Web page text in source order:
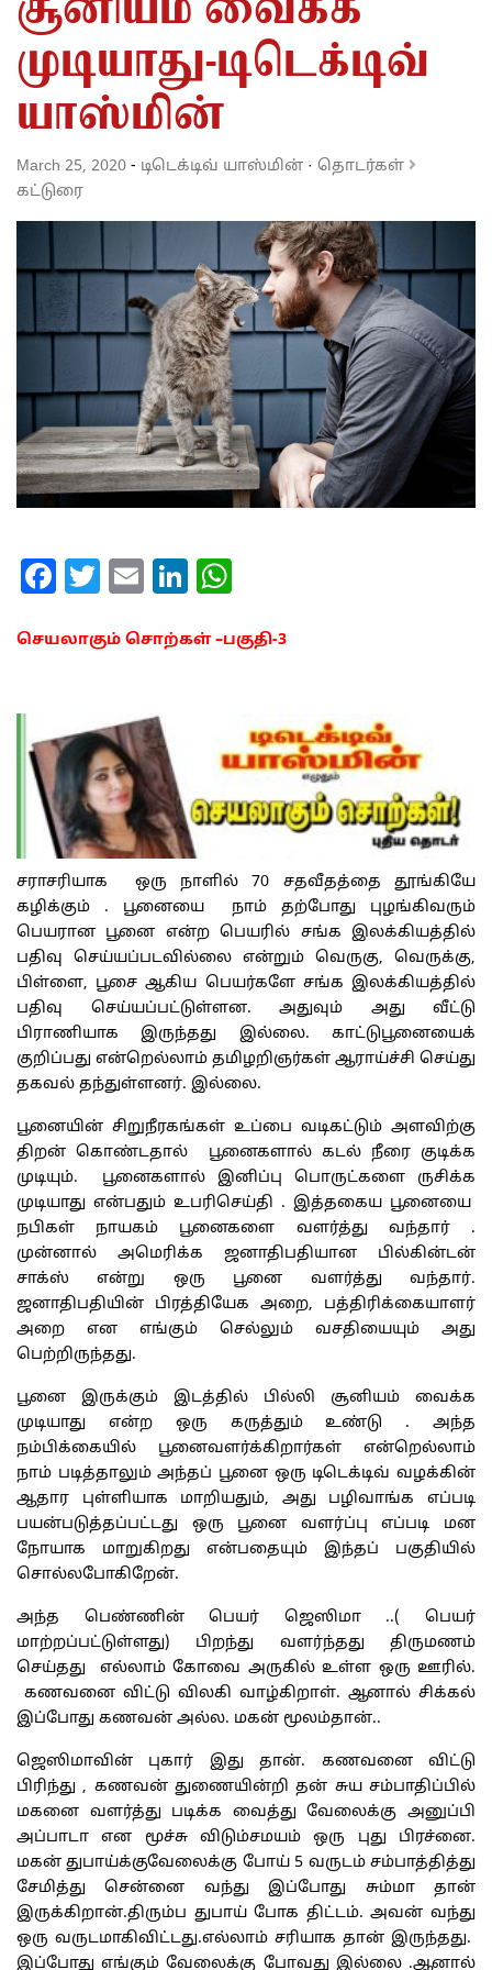
முடியாது-டிடெக்டிவ்
யாஸ்மின்
March 25, 2020 - டிடெக்டிவ் யாஸ்மின் · தொடர்கள்
கட்டுரை
Facebook
Twitter
EmailLinkedIn
செயலாகும் சொற்கள் –பகுதி-3
சராசரியாக ஒரு நாளில் 70 சதவீதத்தை தூங்கியே
கழிக்கும் . பூனையை நாம் தற்போது புழங்கிவரும்
பெயரான பூனை என்ற பெயரில் சங்க இலக்கியத்தில்
பதிவு செய்யப்படவில்லை என்றும் வெருகு, வெருக்கு,
பிள்ளை, பூசை ஆகிய பெயர்களே சங்க இலக்கியத்தில்
பதிவு செய்யப்பட்டுள்ளன. அதுவும் அது வீட்டு
பிராணியாக இருந்தது இல்லை. காட்டுபூனையைக்
குறிப்பது என்றெல்லாம் தமிழறிஞர்கள் ஆராய்ச்சி செய்து
தகவல் தந்துள்ளனர். இல்லை.
பூனையின் சிறுநீரகங்கள் உப்பை வடிகட்டும் அளவிற்கு
திறன் கொண்டதால் பூனைகளால் கடல் நீரை குடிக்க
முடியும். பூனைகளால் இனிப்பு பொருட்களை ருசிக்க
முடியாது என்பதும் உபரிசெய்தி . இத்தகைய பூனையை
நபிகள் நாயகம் பூனைகளை வளர்த்து வந்தார் .
முன்னால் அமெரிக்க ஜனாதிபதியான பில்கின்டன்
சாக்ஸ் என்று ஒரு பூனை வளர்த்து வந்தார்.
ஜனாதிபதியின் பிரத்தியேக அறை, பத்திரிக்கையாளர்
அறை என எங்கும் செல்லும் வசதியையும் அது
பெற்றிருந்தது.
பூனை இருக்கும் இடத்தில் பில்லி சூனியம் வைக்க
முடியாது என்ற ஒரு கருத்தும் உண்டு . அந்த
நம்பிக்கையில் பூனைவளர்க்கிறார்கள் என்றெல்லாம்
நாம் படித்தாலும் அந்தப் பூனை ஒரு டிடெக்டிவ் வழக்கின்
ஆதார புள்ளியாக மாறியதும், அது பழிவாங்க எப்படி
பயன்படுத்தப்பட்டது ஒரு பூனை வளர்ப்பு எப்படி மன
நோயாக மாறுகிறது என்பதையும் இந்தப் பகுதியில்
சொல்லபோகிறேன்.
அந்த பெண்ணின் பெயர் ஜெஸிமா ..( பெயர்
மாற்றப்பட்டுள்ளது) பிறந்து வளர்ந்தது திருமணம்
செய்தது எல்லாம் கோவை அருகில் உள்ள ஒரு ஊரில்.
கணவனை விட்டு விலகி வாழ்கிறாள். ஆனால் சிக்கல்
இப்போது கணவன் அல்ல. மகன் மூலம்தான்..
ஜெஸிமாவின் புகார் இது தான். கணவனை விட்டு
பிரிந்து , கணவன் துணையின்றி தன் சுய சம்பாதிப்பில்
மகனை வளர்த்து படிக்க வைத்து வேலைக்கு அனுப்பி
அப்பாடா என மூச்சு விடும்சமயம் ஒரு புது பிரச்னை.
மகன் துபாய்க்குவேலைக்கு போய் 5 வருடம் சம்பாத்தித்து
சேமித்து சென்னை வந்து இப்போது சும்மா தான்
இருக்கிறான்.திரும்ப துபாய் போக திட்டம். அவன் வந்து
ஒரு வருடமாகிவிட்டது.எல்லாம் சரியாக தான் இருந்தது.
இப்போது எங்கும் வேலைக்கு போவது இல்லை .ஆனால்